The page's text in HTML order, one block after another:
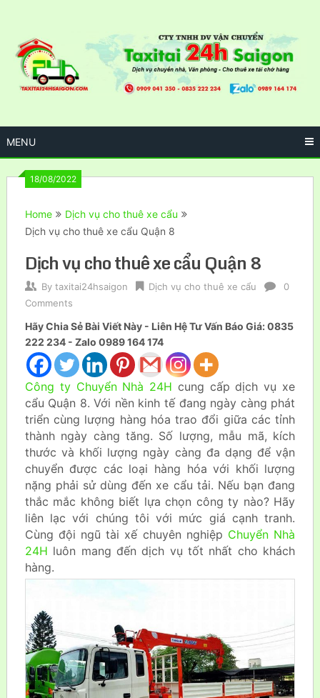
content
MENU
18/08/2022
Home
Dịch vụ cho thuê xe cẩu
Dịch vụ cho thuê xe cẩu Quận 8
Dịch vụ cho thuê xe cẩu Quận 8
By taxitai24hsaigon Dịch vụ cho thuê xe cẩu
0
Comments
Hãy Chia Sẻ Bài Viết Này - Liên Hệ Tư Vấn Báo Giá: 0835
222 234 - Zalo 0989 164 174
Công ty Chuyển Nhà 24H cung cấp dịch vụ xe
cẩu Quận 8. Với nền kinh tế đang ngày càng phát
triển cùng lượng hàng hóa trao đổi giữa các tỉnh
thành ngày càng tăng. Số lượng, mẫu mã, kích
thước và khối lượng ngày càng đa dạng để vận
chuyển được các loại hàng hóa với khối lượng
nặng phải sử dùng đến xe cẩu tải. Nếu bạn đang
thắc mắc không biết lựa chọn công ty nào? Hãy
liên lạc với chúng tôi với mức giá cạnh tranh.
Cùng đội ngũ tài xế chuyên nghiệp Chuyển Nhà
24H luôn mang đến dịch vụ tốt nhất cho khách
hàng.